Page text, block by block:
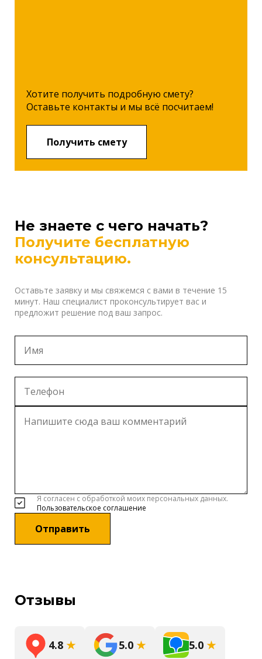
Хотите получить подробную смету?
Оставьте контакты и мы всё посчитаем!
Получить смету
Не знаете с чего начать?
Получите бесплатную
консультацию.
Оставьте заявку и мы свяжемся с вами в течение 15
минут. Наш специалист проконсультирует вас и
предложит решение под ваш запрос.
Я согласен с обработкой моих персональных данных.
Пользовательское соглашение
Отправить
Отзывы
4.8 ★ 5.0 ★ 5.0 ★